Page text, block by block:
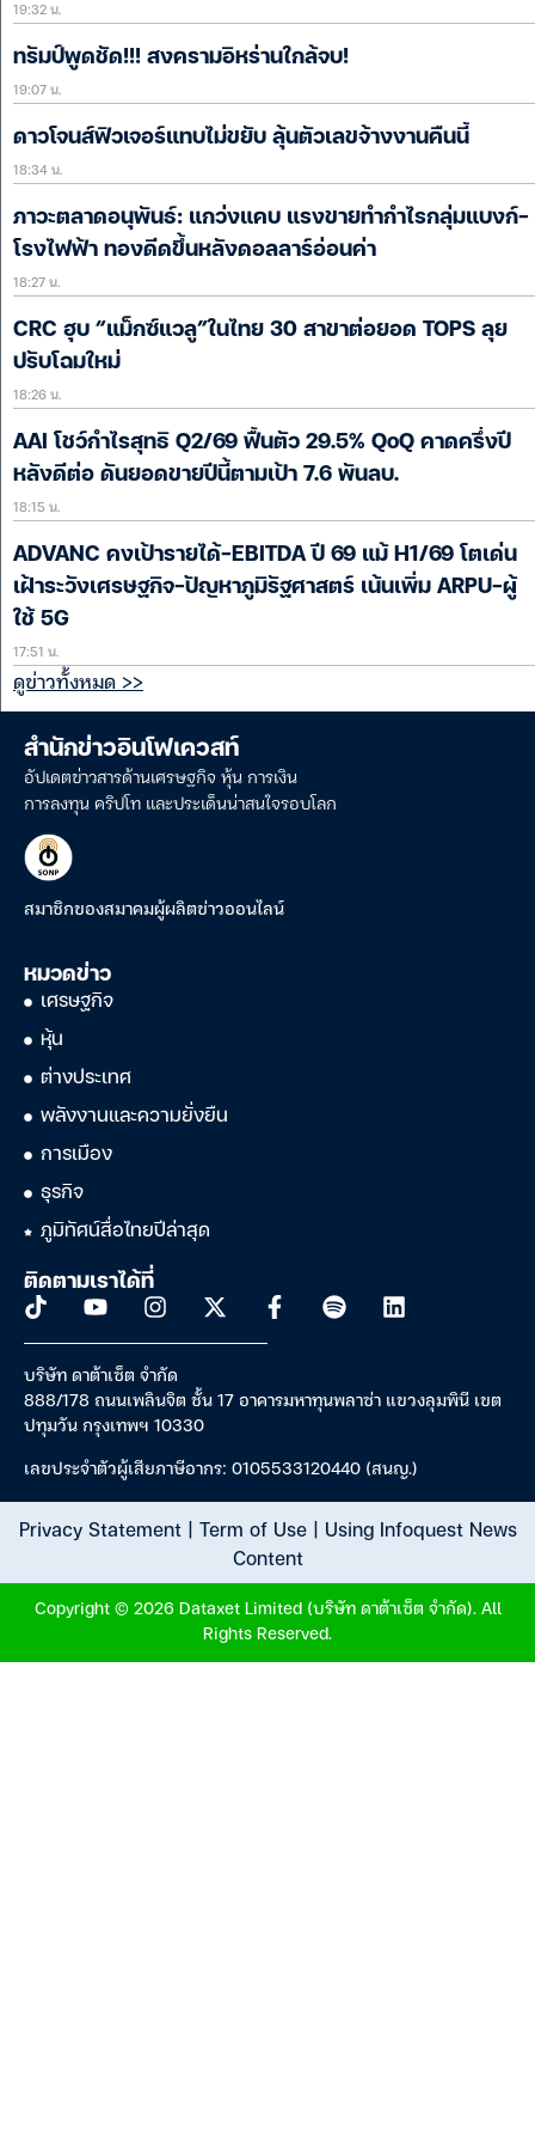
19:32 น.
ทรัมป์พูดชัด!!! สงครามอิหร่านใกล้จบ!
19:07 น.
ดาวโจนส์ฟิวเจอร์แทบไม่ขยับ ลุ้นตัวเลขจ้างงานคืนนี้
18:34 น.
ภาวะตลาดอนุพันธ์: แกว่งแคบ แรงขายทำกำไรกลุ่มแบงก์-
โรงไฟฟ้า ทองดีดขึ้นหลังดอลลาร์อ่อนค่า
18:27 น.
CRC ฮุบ “แม็กซ์แวลู”ในไทย 30 สาขาต่อยอด TOPS ลุย
ปรับโฉมใหม่
18:26 น.
AAI โชว์กำไรสุทธิ Q2/69 ฟื้นตัว 29.5% QoQ คาดครึ่งปี
หลังดีต่อ ดันยอดขายปีนี้ตามเป้า 7.6 พันลบ.
18:15 น.
ADVANC คงเป้ารายได้-EBITDA ปี 69 แม้ H1/69 โตเด่น
เฝ้าระวังเศรษฐกิจ-ปัญหาภูมิรัฐศาสตร์ เน้นเพิ่ม ARPU-ผู้
ใช้ 5G
17:51 น.
ดูข่าวทั้งหมด >>
สำนักข่าวอินโฟเควสท์
อัปเดตข่าวสารด้านเศรษฐกิจ หุ้น การเงิน
การลงทุน คริปโท และประเด็นน่าสนใจรอบโลก
สมาชิกของสมาคมผู้ผลิตข่าวออนไลน์
หมวดข่าว
เศรษฐกิจ
หุ้น
ต่างประเทศ
พลังงานและความยั่งยืน
การเมือง
ธุรกิจ
ภูมิทัศน์สื่อไทยปีล่าสุด
ติดตามเราได้ที่
บริษัท ดาต้าเซ็ต จำกัด
888/178 ถนนเพลินจิต ชั้น 17 อาคารมหาทุนพลาซ่า แขวงลุมพินี เขต
ปทุมวัน กรุงเทพฯ 10330
เลขประจำตัวผู้เสียภาษีอากร: 0105533120440 (สนญ.)
Privacy Statement| Term of Use| Using Infoquest News
Content
Copyright © 2026 Dataxet Limited (บริษัท ดาต้าเซ็ต จำกัด). All
Rights Reserved.